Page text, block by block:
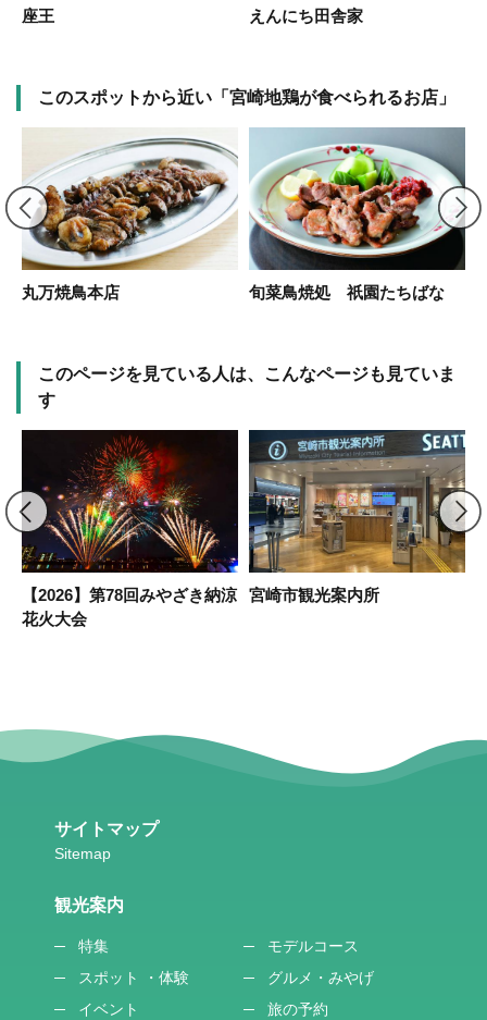
座王 えんにち田舎家
このスポットから近い「宮崎地鶏が食べられるお店」
丸万焼鳥本店 旬菜鳥焼処 祇園たちばな
このページを見ている人は、こんなページも見ていま
す
【2026】第78回みやざき納涼
花火大会
宮崎市観光案内所
サイトマップ
観光案内
特集
モデルコース
スポット ・体験
グルメ・みやげ
イベント
旅の予約